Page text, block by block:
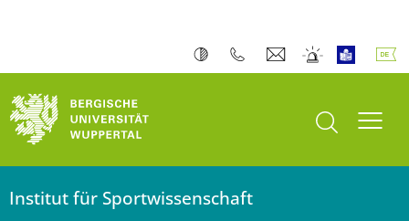
Suche öffnen
Institut für Sportwissenschaft
Bergische Universität Wuppertal